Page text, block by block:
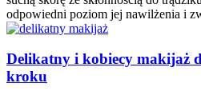
odpowiedni poziom jej nawilżenia i
Delikatny i kobiecy makijaż
kroku